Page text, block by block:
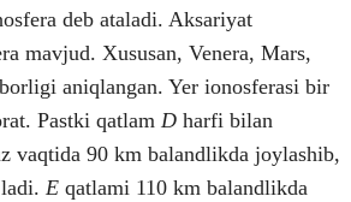
deb ataladi. Aksariyat
mavjud. Xususan, Venera, Mars,
aniqlangan. Yer ionosferasi bir
Pastki qatlam D harfi bilan
vaqtida 90 km balandlikda joylashib,
E qatlami 110 km balandlikda